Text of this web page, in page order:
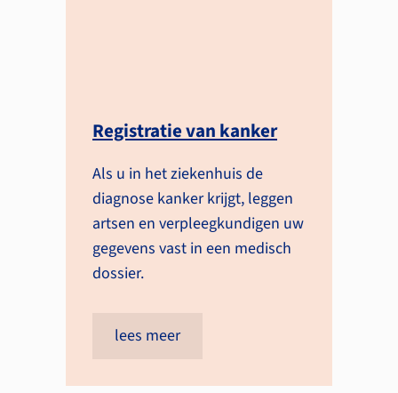
Registratie van kanker
Als u in het ziekenhuis de
diagnose kanker krijgt, leggen
artsen en verpleegkundigen uw
gegevens vast in een medisch
dossier.
lees meer